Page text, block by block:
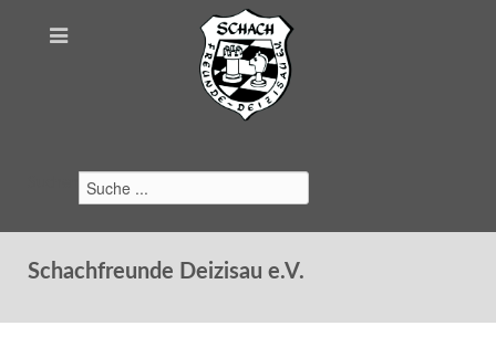
Schachfreunde Deizisau e.V.